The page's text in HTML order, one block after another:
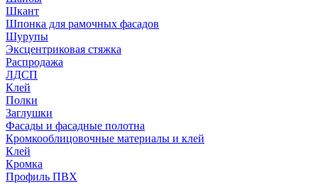
Шкант
Шпонка для рамочных фасадов
Шурупы
Эксцентриковая стяжка
Распродажа
ЛДСП
Клей
Полки
Заглушки
Фасады и фасадные полотна
Кромкооблицовочные материалы и клей
Клей
Кромка
Профиль ПВХ